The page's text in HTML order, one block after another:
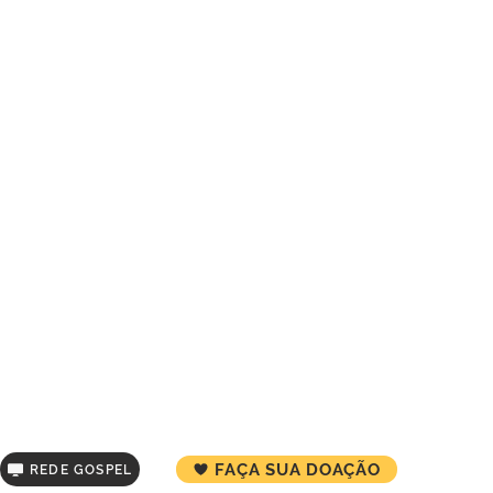
REDE GOSPEL FAÇA SUA DOAÇÃO